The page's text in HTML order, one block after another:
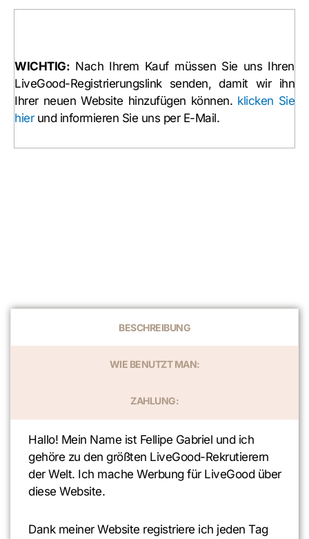
WICHTIG: Nach Ihrem Kauf müssen Sie uns Ihren
LiveGood-Registrierungslink senden, damit wir ihn
Ihrer neuen Website hinzufügen können. klicken Sie
hierund informieren Sie uns per E-Mail.
BESCHREIBUNG
WIE BENUTZT MAN:
ZAHLUNG:
Hallo! Mein Name ist Fellipe Gabriel und ich
gehöre zu den größten LiveGood-Rekrutierern
der Welt. Ich mache Werbung für LiveGood über
diese Website.
Dank meiner Website registriere ich jeden Tag